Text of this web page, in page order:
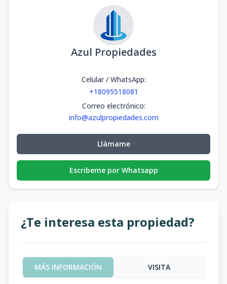
Azul Propiedades
Celular / WhatsApp:
+18095518081
Correo electrónico:
info@azulpropiedades.com
Llámame
Escribeme por Whatsapp
¿Te interesa esta propiedad?
MÁS INFORMACIÓN VISITA